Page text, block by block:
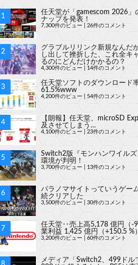
任天堂が「gamescom 2026」
ナップを発表！
7,300件のビュー|26件のコメント
グラブルリリンク新規なんだ
し出して挫折した、これ全キ
るのにどんだけかかるの？
4,300件のビュー 14件のコメント
任天堂ソフトのダウンロード
61.5%www
4,200件のビュー| 54件のコメント
【朗報】任天堂、microSD
及させてしまう…
4,100件のビュー 23件のコメント
Switch2版『モンハンワイル
環境が判明！
3,700件のビュー 13件のコメント
パラノマサイトっていうゲー
続クリアした
3,500件のビュー 30件のコメント
任天堂‥売上高5,178 億円（-
業利益 1,425 億円（+150.5 %）
3,200件のビュー 60件のコメント
メディア「Switch2、499ドル